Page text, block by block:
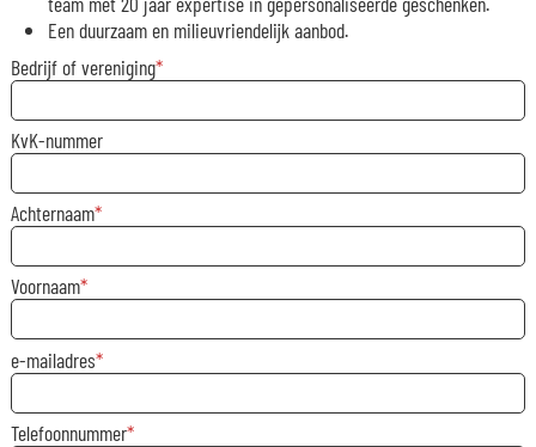
Een duurzaam en milieuvriendelijk aanbod.
Bedrijf of vereniging
KvK-nummer
Achternaam
Voornaam
e-mailadres
Telefoonnummer